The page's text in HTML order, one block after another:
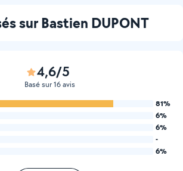
sur Bastien DUPONT
4,6/5
Basé sur 16 avis
81%
6%
6%
-
6%